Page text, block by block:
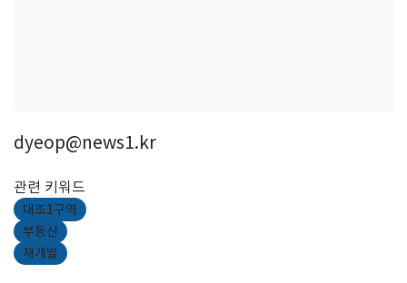
dyeop@news1.kr
관련 키워드
대조1구역
부동산
재개발